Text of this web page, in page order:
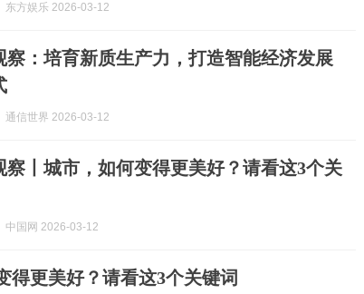
东方娱乐 2026-03-12
察：培育新质生产力，打造智能经济发展
通信世界 2026-03-12
察丨城市，如何变得更美好？请看这3个关
中国网 2026-03-12
得更美好？请看这3个关键词